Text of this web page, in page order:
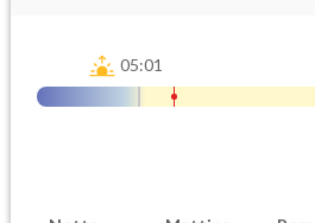
05:01